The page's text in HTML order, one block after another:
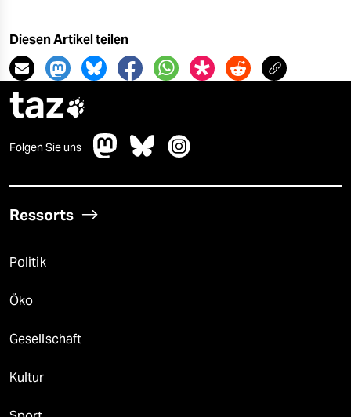
Diesen Artikel teilen
taz
Folgen Sie uns
Ressorts
Politik
Öko
Gesellschaft
Kultur